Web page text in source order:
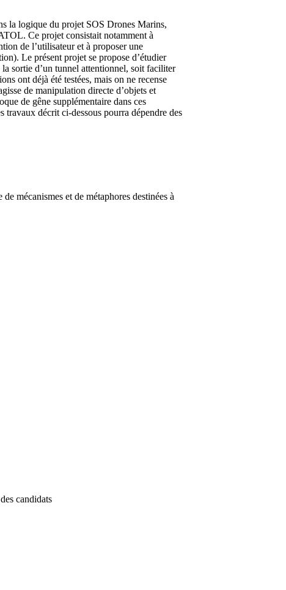
la logique du projet SOS Drones Marins,
Ce projet consistait notamment à
de l’utilisateur et à proposer une
Le présent projet se propose d’étudier
sortie d’un tunnel attentionnel, soit faciliter
ont déjà été testées, mais on ne recense
de manipulation directe d’objets et
de gêne supplémentaire dans ces
travaux décrit ci-dessous pourra dépendre des
mécanismes et de métaphores destinées à
candidats